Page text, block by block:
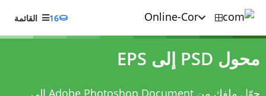
16 القائمة
محول PSD إلى EPS
حوّل ملفك من Adobe Photoshop Document إلى